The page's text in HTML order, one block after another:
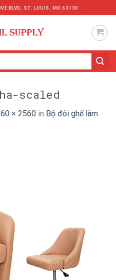
BLVD, ST. LOUIS, MO 63130
scaled
× 2560 in Bộ đôi ghế làm